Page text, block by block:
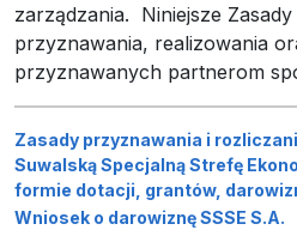
zarządzania. Niniejsze
przyznawania, realizowania
przyznawanych partnerom
Zasady przyznawania i
Suwalską Specjalną Strefę
formie dotacji, grantów,
Wniosek o darowiznę SSSE S.A.